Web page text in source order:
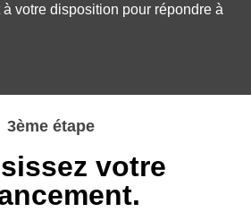
votre disposition pour répondre à
3ème étape
votre